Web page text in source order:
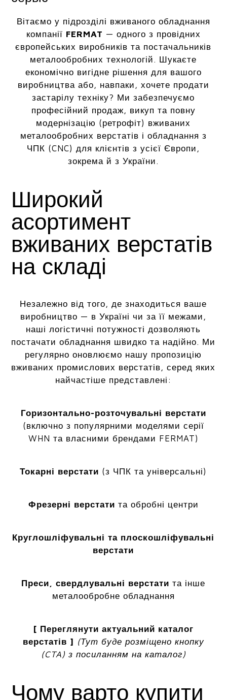
Вітаємо у підрозділі вживаного обладнання
компанії FERMAT — одного з провідних
європейських виробників та постачальників
металообробних технологій. Шукаєте
економічно вигідне рішення для вашого
виробництва або, навпаки, хочете продати
застарілу техніку? Ми забезпечуємо
професійний продаж, викуп та повну
модернізацію (ретрофіт) вживаних
металообробних верстатів і обладнання з
ЧПК (CNC) для клієнтів з усієї Європи,
зокрема й з України.
Широкий
асортимент
вживаних верстатів
на складі
Незалежно від того, де знаходиться ваше
виробництво — в Україні чи за її межами,
наші логістичні потужності дозволяють
постачати обладнання швидко та надійно. Ми
регулярно оновлюємо нашу пропозицію
вживаних промислових верстатів, серед яких
найчастіше представлені:
Горизонтально-розточувальні верстати
(включно з популярними моделями серії
WHN та власними брендами FERMAT)
Токарні верстати (з ЧПК та універсальні)
Фрезерні верстати та обробні центри
Круглошліфувальні та плоскошліфувальні
верстати
Преси, свердлувальні верстати та інше
металообробне обладнання
[ Переглянути актуальний каталог
верстатів ] (Тут буде розміщено кнопку
(CTA) з посиланням на каталог)
Чому варто купити